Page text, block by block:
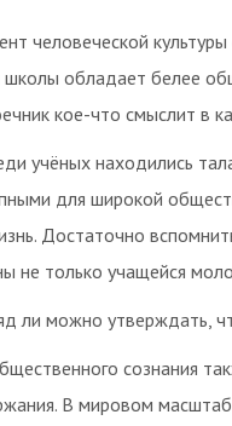
человеческой
школы обладает белее
кое-что смыслит в
учёных находились
для широкой
Достаточно
не только учащейся
ли можно утверждать,
сознания
В мировом